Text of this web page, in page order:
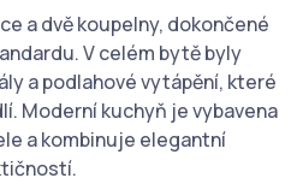
a dvě koupelny, dokončené
V celém bytě byly
a podlahové vytápění, které
Moderní kuchyň je vybavena
a kombinuje elegantní